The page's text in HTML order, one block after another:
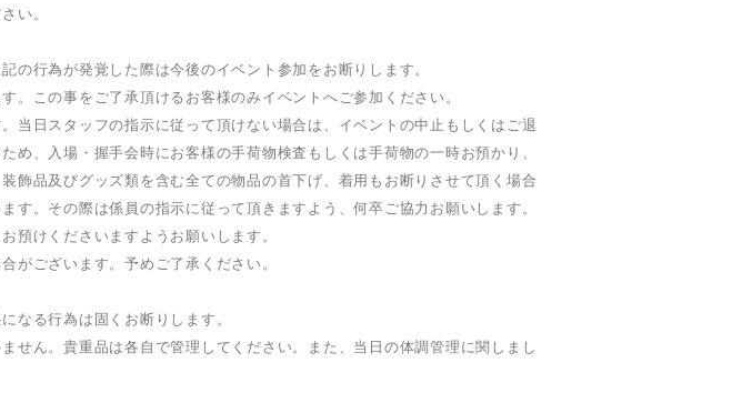
い。
行為が発覚した際は今後のイベント参加をお断りします。
この事をご了承頂けるお客様のみイベントへご参加ください。
日スタッフの指示に従って頂けない場合は、イベントの中止もしくはご退
、入場・握手会時にお客様の手荷物検査もしくは手荷物の一時お預かり、
飾品及びグッズ類を含む全ての物品の首下げ、着用もお断りさせて頂く場合
。その際は係員の指示に従って頂きますよう、何卒ご協力お願いします。
預けくださいますようお願いします。
がございます。予めご了承ください。
なる行為は固くお断りします。
ん。貴重品は各自で管理してください。また、当日の体調管理に関しまし